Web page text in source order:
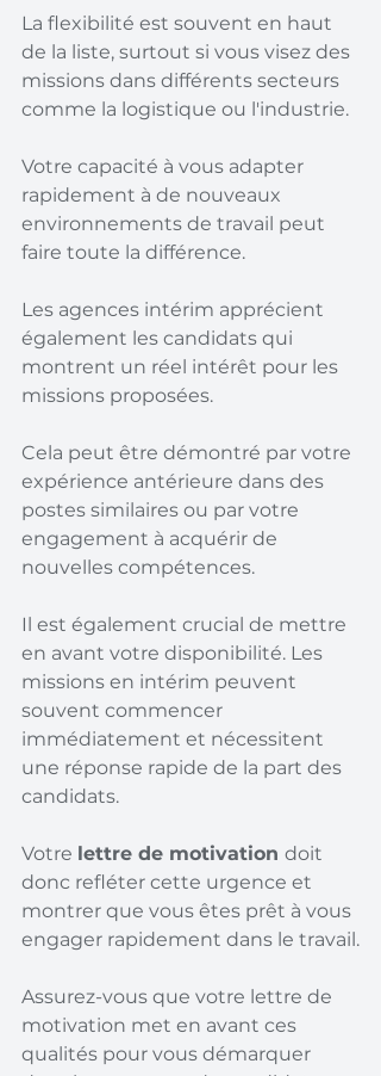
La flexibilité est souvent en haut
de la liste, surtout si vous visez des
missions dans différents secteurs
comme la logistique ou l'industrie.
Votre capacité à vous adapter
rapidement à de nouveaux
environnements de travail peut
faire toute la différence.
Les agences intérim apprécient
également les candidats qui
montrent un réel intérêt pour les
missions proposées.
Cela peut être démontré par votre
expérience antérieure dans des
postes similaires ou par votre
engagement à acquérir de
nouvelles compétences.
Il est également crucial de mettre
en avant votre disponibilité. Les
missions en intérim peuvent
souvent commencer
immédiatement et nécessitent
une réponse rapide de la part des
candidats.
Votre lettre de motivation doit
donc refléter cette urgence et
montrer que vous êtes prêt à vous
engager rapidement dans le travail.
Assurez-vous que votre lettre de
motivation met en avant ces
qualités pour vous démarquer